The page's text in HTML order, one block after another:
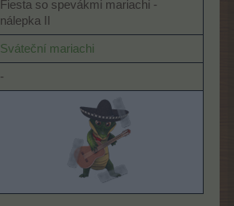
Fiesta so spevákmi mariachi -
nálepka II
Sváteční mariachi
-